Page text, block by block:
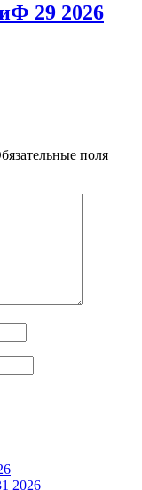
29 2026
поля
2026